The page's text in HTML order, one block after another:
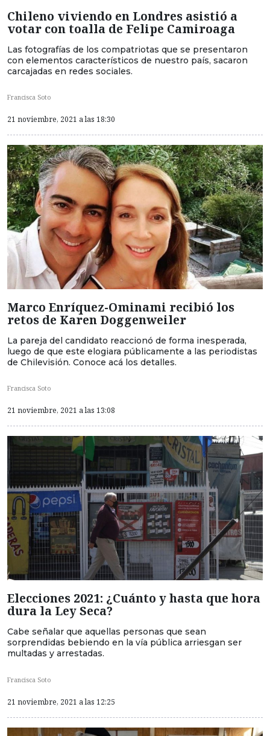
Chileno viviendo en Londres asistió a
votar con toalla de Felipe Camiroaga
Las fotografías de los compatriotas que se presentaron
con elementos característicos de nuestro país, sacaron
carcajadas en redes sociales.
Francisca Soto
21 noviembre, 2021 a las 18:30
Marco Enríquez-Ominami recibió los
retos de Karen Doggenweiler
La pareja del candidato reaccionó de forma inesperada,
luego de que este elogiara públicamente a las periodistas
de Chilevisión. Conoce acá los detalles.
Francisca Soto
21 noviembre, 2021 a las 13:08
Elecciones 2021: ¿Cuánto y hasta que hora
dura la Ley Seca?
Cabe señalar que aquellas personas que sean
sorprendidas bebiendo en la vía pública arriesgan ser
multadas y arrestadas.
Francisca Soto
21 noviembre, 2021 a las 12:25